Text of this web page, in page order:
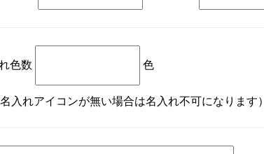
色数 色
入れアイコンが無い場合は名入れ不可になります）